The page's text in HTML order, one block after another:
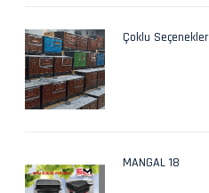
Çoklu Seçenekler
MANGAL 18